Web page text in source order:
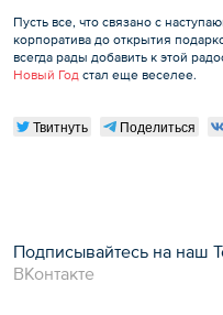
Пусть все, что связано с
корпоратива до открытия
всегда рады добавить к этой
Новый Год стал еще веселее.
Твитнуть Поделиться
Подписывайтесь на наш
ВКонтакте